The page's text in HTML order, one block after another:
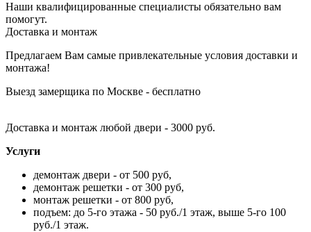
Наши квалифицированные специалисты обязательно вам
помогут.
Доставка и монтаж
Предлагаем Вам самые привлекательные условия доставки и
монтажа!
Выезд замерщика по Москве - бесплатно
Доставка и монтаж любой двери - 3000 руб.
Услуги
демонтаж двери - от 500 руб,
демонтаж решетки - от 300 руб,
монтаж решетки - от 800 руб,
подъем: до 5-го этажа - 50 руб./1 этаж, выше 5-го 100
руб./1 этаж.